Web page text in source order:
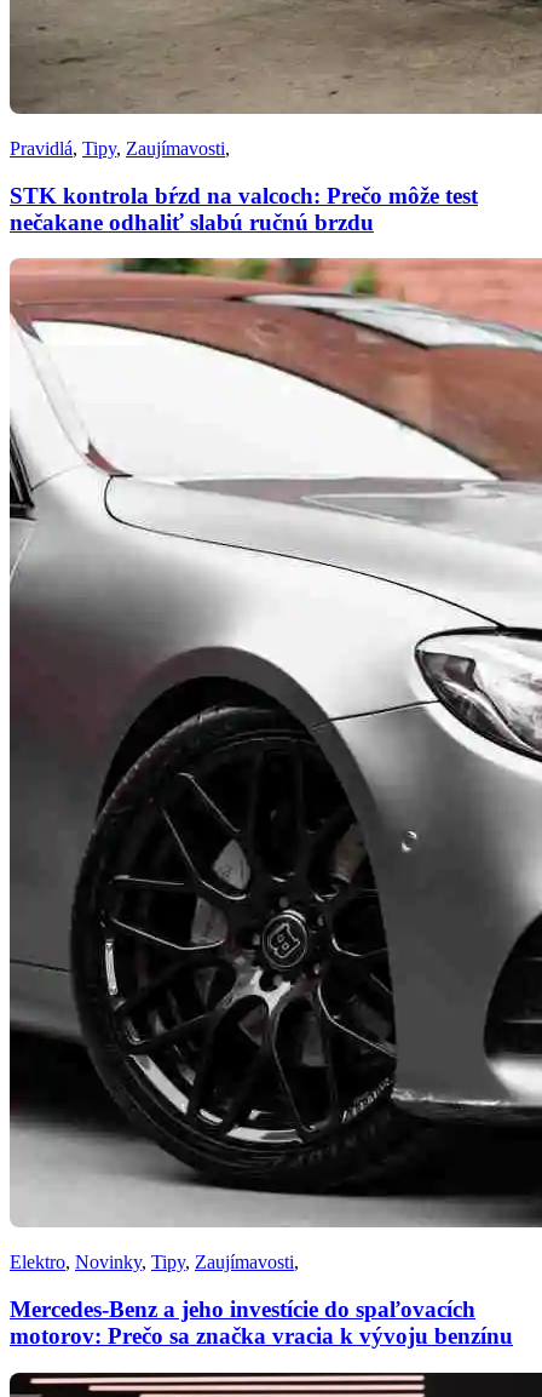
Pravidlá, Tipy, Zaujímavosti,
STK kontrola bŕzd na valcoch: Prečo môže test
nečakane odhaliť slabú ručnú brzdu
Elektro, Novinky, Tipy, Zaujímavosti,
Mercedes-Benz a jeho investície do spaľovacích
motorov: Prečo sa značka vracia k vývoju benzínu